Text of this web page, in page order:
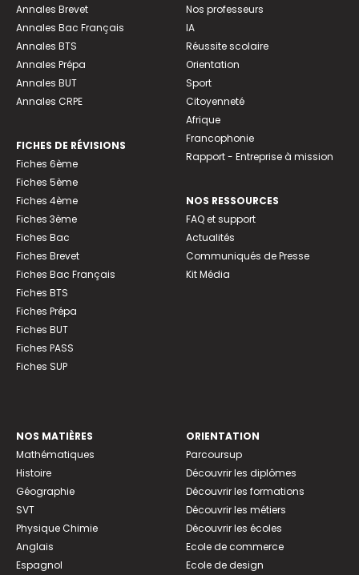
Annales Brevet
Annales Bac Français
Annales BTS
Annales Prépa
Annales BUT
Annales CRPE
FICHES DE RÉVISIONS
Fiches 6ème
Fiches 5ème
Fiches 4ème
Fiches 3ème
Fiches Bac
Fiches Brevet
Fiches Bac Français
Fiches BTS
Fiches Prépa
Fiches BUT
Fiches PASS
Fiches SUP
Nos professeurs
IA
Réussite scolaire
Orientation
Sport
Citoyenneté
Afrique
Francophonie
Rapport - Entreprise à mission
NOS RESSOURCES
FAQ et support
Actualités
Communiqués de Presse
Kit Média
NOS MATIÈRES
Mathématiques
Histoire
Géographie
SVT
Physique Chimie
Anglais
Espagnol
ORIENTATION
Parcoursup
Découvrir les diplômes
Découvrir les formations
Découvrir les métiers
Découvrir les écoles
Ecole de commerce
Ecole de design